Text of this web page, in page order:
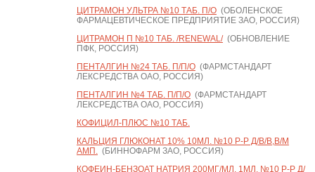
ЦИТРАМОН УЛЬТРА №10 ТАБ. П/О(ОБОЛЕНСКОЕ
ФАРМАЦЕВТИЧЕСКОЕ ПРЕДПРИЯТИЕ ЗАО, РОССИЯ)
ЦИТРАМОН П №10 ТАБ. /RENEWAL/(ОБНОВЛЕНИЕ
ПФК, РОССИЯ)
ПЕНТАЛГИН №24 ТАБ. П/П/О(ФАРМСТАНДАРТ
ЛЕКСРЕДСТВА ОАО, РОССИЯ)
ПЕНТАЛГИН №4 ТАБ. П/П/О(ФАРМСТАНДАРТ
ЛЕКСРЕДСТВА ОАО, РОССИЯ)
КОФИЦИЛ-ПЛЮС №10 ТАБ.
КАЛЬЦИЯ ГЛЮКОНАТ 10% 10МЛ. №10 Р-Р Д/В/В,В/М
АМП.(БИННОФАРМ ЗАО, РОССИЯ)
КОФЕИН-БЕНЗОАТ НАТРИЯ 200МГ/МЛ. 1МЛ. №10 Р-Р Д/